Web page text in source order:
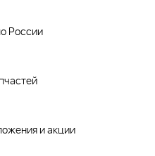
России
и акции